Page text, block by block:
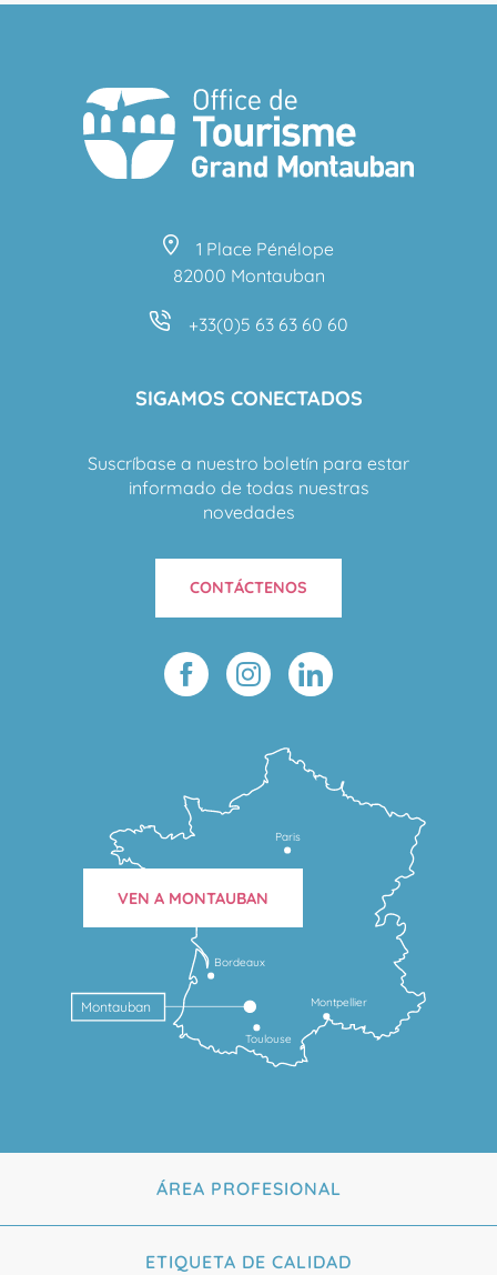
1 Place Pénélope
82000 Montauban
+33(0)5 63 63 60 60
SIGAMOS CONECTADOS
Suscríbase a nuestro boletín para estar
informado de todas nuestras
novedades
CONTÁCTENOS
Toulouse
Montpellier
Bordeaux
Montauban
Paris
VEN A MONTAUBAN
ÁREA PROFESIONAL
ETIQUETA DE CALIDAD